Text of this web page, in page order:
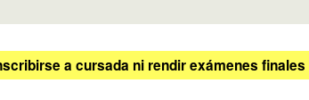
a cursada ni rendir exámenes finales